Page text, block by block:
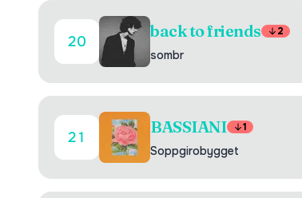
20
back to friends 2
sombr
21
BASSIANI 1
Soppgirobygget